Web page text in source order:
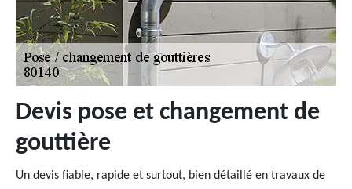
Devis pose et changement de
gouttière
Un devis fiable, rapide et surtout, bien détaillé en travaux de